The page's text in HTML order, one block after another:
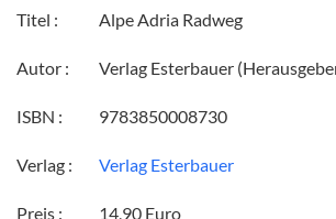
Titel : Alpe Adria Radweg
Autor : Verlag Esterbauer
ISBN : 9783850008730
Verlag : Verlag Esterbauer
Preis : 14,90 Euro